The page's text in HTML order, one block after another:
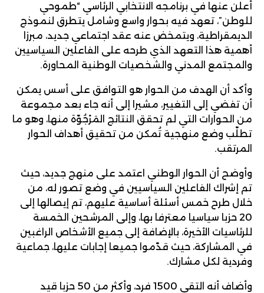
أعلن عنها في برنامجه الانتخابي الرئاسي “طموحي
للوطن”، تعهد فيه بحوار واسع وشامل يتطرق لنموذج
الديمقراطية، ويتمخض عنه عقد اجتماعي جديد، مبرزا
أهمية هذا التعهد الذي طرحه على الفاعلين السياسيين
والمجتمع المدني والشخصيات الوطنية المحاورة.
وأكد أن الهدف من الحوار هو التوافق على أسس يمكن
أن تفضي إلى التغيير، مشيرا إلى أنه جاء بعد مجموعة
من الحوارات التي لم تحقق النتائج المَرْجُوّة منها، وهو ما
تطلّب وضع منهجية تُمكن من تحقيق أهداف الحوار
المرتقب.
وأوضح أن الحوار الوطني اعتمد على منهج جديد، حيث
تم إشراك الفاعلين السياسيين في وضع تصور له، من
خلال طرح خمس أسئلة أساسية عليهم، تم إيصالها إلى
20 حزبا سياسيا معترفا بها، وإلى المرشحين الخمسة
للرئاسيات الأخيرة، بالإضافة إلى جميع الأشخاص الراغبين
في المشاركة، حيث قدّموا جميعا إجابات عليها، جماعية
وفردية لكل مشارك.
وأضاف أنه التقى 1500 فرد، وأكثر من 50 حزبا قيد